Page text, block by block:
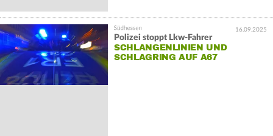
16.09.2025
Polizei stoppt Lkw-Fahrer
SCHLANGENLINIEN UND
SCHLAGRING AUF A67